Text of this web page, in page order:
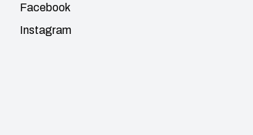
Facebook
Instagram